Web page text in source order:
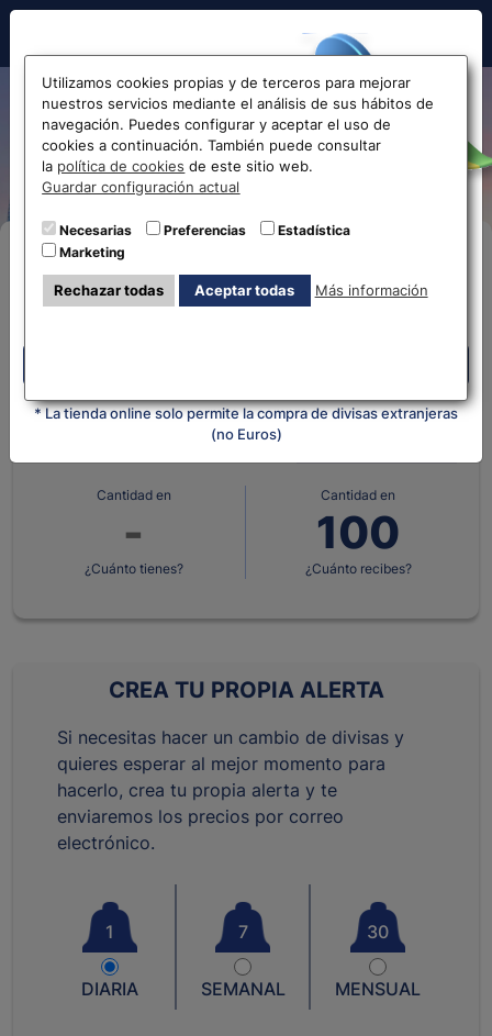
Hola!
Antes de acceder
la web...
Selecciona tu oficina más
cercana
* La tienda online solo permite la compra de divisas extranjeras
(no Euros)
Cambio de Peso Mexicano a
Euro MXN-EUR
Compra Online
quieres?
Cantidad en
¿Cuánto tienes?
Cantidad en
¿Cuánto recibes?
CREA TU PROPIA ALERTA
Si necesitas hacer un cambio de divisas y
quieres esperar al mejor momento para
hacerlo, crea tu propia alerta y te
enviaremos los precios por correo
electrónico.
1
DIARIA
7
SEMANAL
30
MENSUAL
Utilizamos cookies propias y de terceros para mejorar
nuestros servicios mediante el análisis de sus hábitos de
navegación. Puedes configurar y aceptar el uso de
cookies a continuación. También puede consultar
la política de cookies de este sitio web.
Guardar configuración actual
Necesarias Preferencias
Estadística
Marketing
Rechazar todas Aceptar todas Más información